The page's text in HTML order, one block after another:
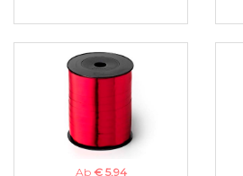
Ab € 5,94